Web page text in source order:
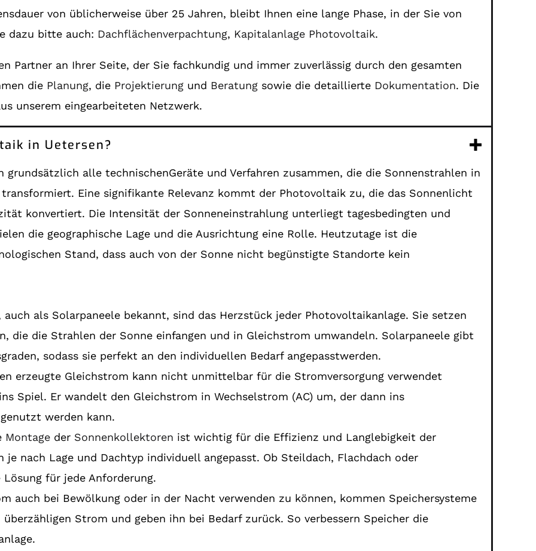
von üblicherweise über 25 Jahren, bleibt Ihnen eine lange Phase, in der Sie von
dazu bitte auch: Dachflächenverpachtung, Kapitalanlage Photovoltaik.
Partner an Ihrer Seite, der Sie fachkundig und immer zuverlässig durch den gesamten
die Planung, die Projektierung und Beratung sowie die detaillierte Dokumentation. Die
unserem eingearbeiteten Netzwerk.
in Uetersen?
grundsätzlich alle technischenGeräte und Verfahren zusammen, die die Sonnenstrahlen in
Eine signifikante Relevanz kommt der Photovoltaik zu, die das Sonnenlicht
konvertiert. Die Intensität der Sonneneinstrahlung unterliegt tagesbedingten und
die geographische Lage und die Ausrichtung eine Rolle. Heutzutage ist die
Stand, dass auch von der Sonne nicht begünstigte Standorte kein
als Solarpaneele bekannt, sind das Herzstück jeder Photovoltaikanlage. Sie setzen
die die Strahlen der Sonne einfangen und in Gleichstrom umwandeln. Solarpaneele gibt
sodass sie perfekt an den individuellen Bedarf angepasstwerden.
erzeugte Gleichstrom kann nicht unmittelbar für die Stromversorgung verwendet
Spiel. Er wandelt den Gleichstrom in Wechselstrom (AC) um, der dann ins
werden kann.
Montage der Sonnenkollektoren ist wichtig für die Effizienz und Langlebigkeit der
nach Lage und Dachtyp individuell angepasst. Ob Steildach, Flachdach oder
für jede Anforderung.
auch bei Bewölkung oder in der Nacht verwenden zu können, kommen Speichersysteme
Strom und geben ihn bei Bedarf zurück. So verbessern Speicher die